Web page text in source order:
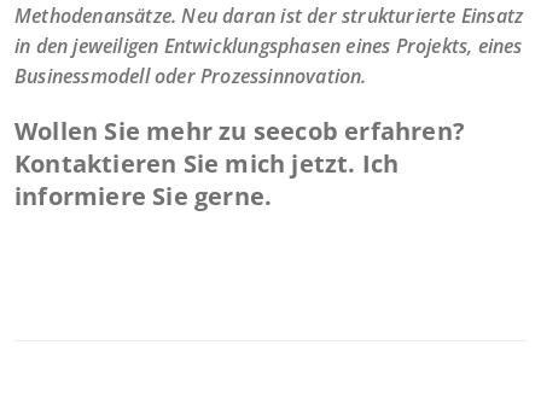
Methodenansätze. Neu daran ist der strukturierte Einsatz
in den jeweiligen Entwicklungsphasen eines Projekts, eines
Businessmodell oder Prozessinnovation.
Wollen Sie mehr zu seecob erfahren?
Kontaktieren Sie mich jetzt. Ich
informiere Sie gerne.